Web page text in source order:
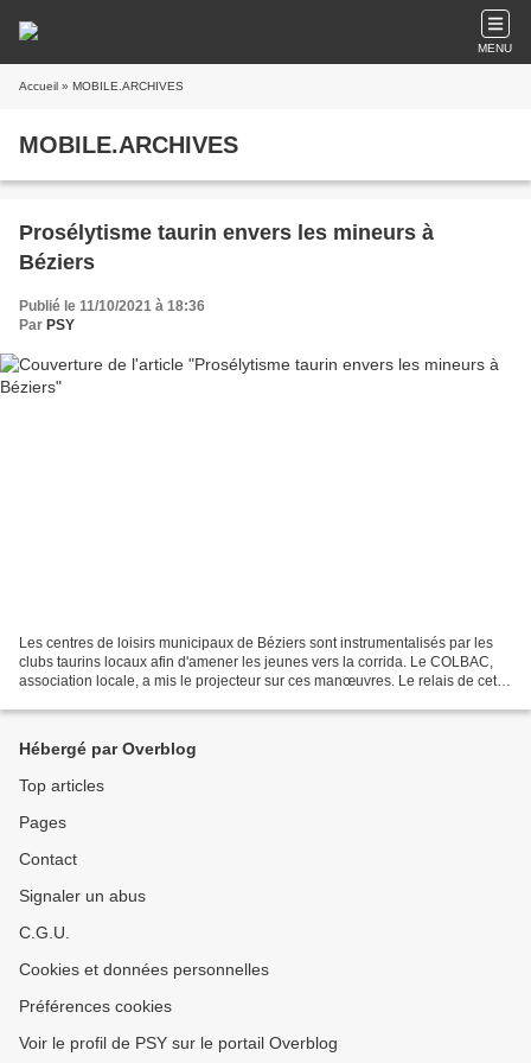
MENU
Accueil » MOBILE.ARCHIVES
MOBILE.ARCHIVES
Prosélytisme taurin envers les mineurs à
Béziers
Publié le 11/10/2021 à 18:36
Par PSY
Les centres de loisirs municipaux de Béziers sont instrumentalisés par les
clubs taurins locaux afin d'amener les jeunes vers la corrida. Le COLBAC,
association locale, a mis le projecteur sur ces manœuvres. Le relais de cette
Hébergé par Overblog
Top articles
Pages
Contact
Signaler un abus
C.G.U.
Cookies et données personnelles
Préférences cookies
Voir le profil de PSY sur le portail Overblog